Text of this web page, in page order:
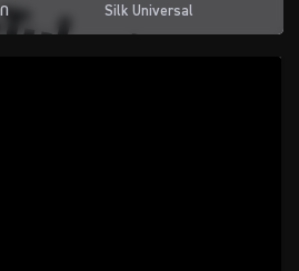
Silk Universal